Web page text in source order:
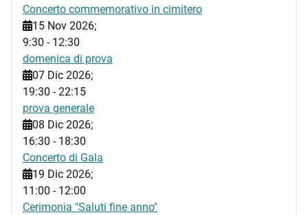
Concerto commemorativo in cimitero
15 Nov 2026;
9:30 - 12:30
domenica di prova
07 Dic 2026;
19:30 -22:15
prova generale
08 Dic 2026;
16:30 - 18:30
Concerto di Gala
19 Dic 2026;
11:00 - 12:00
Cerimonia "Saluti fine anno"